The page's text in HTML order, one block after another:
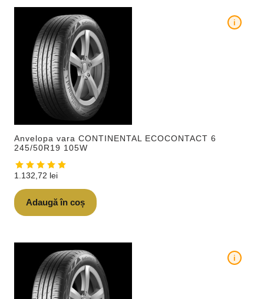
Anvelopa vara CONTINENTAL ECOCONTACT 6
245/50R19 105W
i
1.132,72 lei
Adaugă în coș
i